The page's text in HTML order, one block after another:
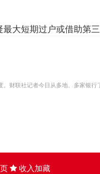
大短期过户或借助第
财联社记者今日从多地、多家银
收入加藏